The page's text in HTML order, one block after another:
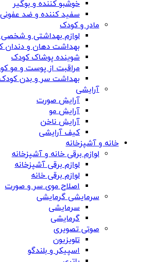
خوشبو کننده و بوگیر
سفید کننده و ضد
مادر و کودک
لوازم بهداشتی و
بهداشت دهان و دندان
شوینده پوشاک کودک
مراقبت از پوست و مو
بهداشت سر و بدن
آرایشی
آرایش صورت
آرایش مو
آرایش ناخن
کیف آرایشی
خانه و آشپزخانه
لوازم برقی خانه و آشپزخانه
لوازم برقی آشپزخانه
لوازم برقی خانه
اصلاح موی سر و صورت
سرمایشی گرمایشی
سرمایشی
گرمایشی
صوتی تصویری
تلویزیون
اسپیکر و بلندگو